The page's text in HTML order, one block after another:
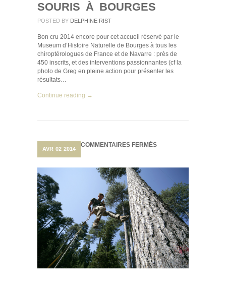
SOURIS À BOURGES
POSTED BY DELPHINE RIST
Bon cru 2014 encore pour cet accueil réservé par le
Museum d’Histoire Naturelle de Bourges à tous les
chiroptérologues de France et de Navarre : près de
450 inscrits, et des interventions passionnantes (cf la
photo de Greg en pleine action pour présenter les
résultats…
Continue reading →
AVR 02 2014
COMMENTAIRES FERMÉSSUR
FORESTIÈRES
À
ASCU